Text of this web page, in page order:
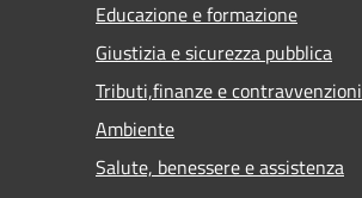
Educazione e formazione
Giustizia e sicurezza pubblica
Tributi,finanze e contravvenzioni
Ambiente
Salute, benessere e assistenza